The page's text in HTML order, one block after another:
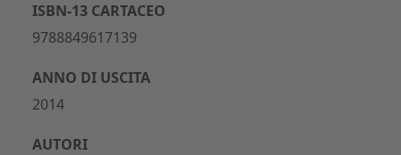
ISBN-13 CARTACEO
9788849617139
ANNO DI USCITA
2014
AUTORI